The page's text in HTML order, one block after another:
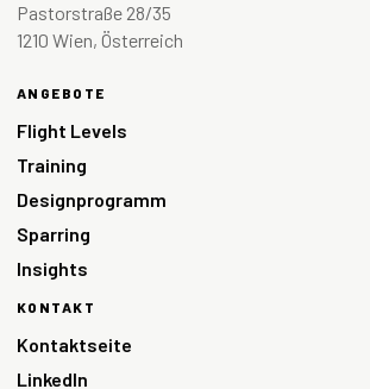
Pastorstraße 28/35
1210 Wien, Österreich
ANGEBOTE
Flight Levels
Training
Designprogramm
Sparring
Insights
KONTAKT
Kontaktseite
LinkedIn